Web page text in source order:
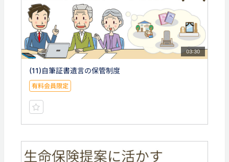
03:30
(11)自筆証書遺言の保管制度
有料会員限定